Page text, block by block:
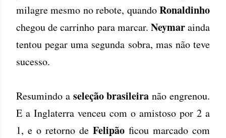
milagre mesmo no rebote, quandoRonaldinho
chegou de carrinho para marcar. Neymarainda
tentou pegar uma segunda sobra, mas não teve
sucesso.
Resumindo a seleção brasileira não engrenou.
E a Inglaterra venceu com o amistoso por 2 a
1, e o retorno de Felipão ficou marcado com